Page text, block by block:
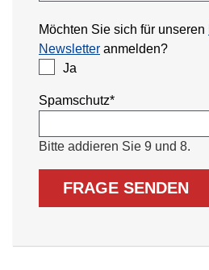
Möchten Sie sich für unseren
Newsletter anmelden?
Ja
Pflichtfeld
Spamschutz*
Bitte addieren Sie 9 und 8.
FRAGE SENDEN